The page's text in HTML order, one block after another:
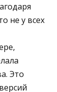
не у всех
Это